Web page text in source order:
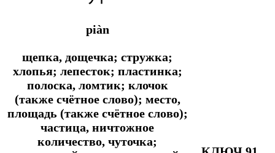
piàn
щепка, дощечка; стружка;
хлопья; лепесток; пластинка;
полоска, ломтик; клочок
(также счётное слово); место,
площадь (также счётное слово);
частица, ничтожное
количество, чуточка;